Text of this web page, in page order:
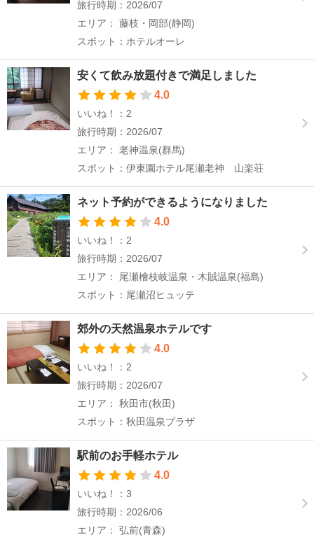
旅行時期：2026/07
エリア： 藤枝・岡部(静岡)
スポット：ホテルオーレ
安くて飲み放題付きで満足しました
4.0
いいね！：2
旅行時期：2026/07
エリア： 老神温泉(群馬)
スポット：伊東園ホテル尾瀬老神 山楽荘
ネット予約ができるようになりました
4.0
いいね！：2
旅行時期：2026/07
エリア： 尾瀬檜枝岐温泉・木賊温泉(福島)
スポット：尾瀬沼ヒュッテ
郊外の天然温泉ホテルです
4.0
いいね！：2
旅行時期：2026/07
エリア： 秋田市(秋田)
スポット：秋田温泉プラザ
駅前のお手軽ホテル
4.0
いいね！：3
旅行時期：2026/06
エリア： 弘前(青森)